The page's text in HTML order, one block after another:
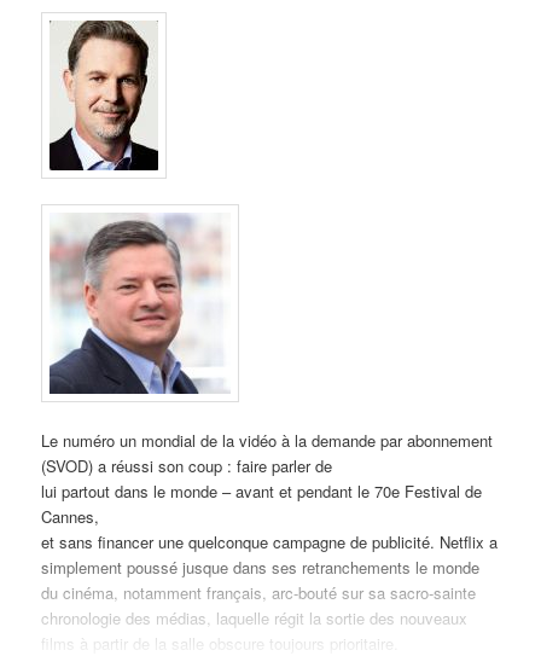
Le numéro un mondial de la vidéo à la demande par abonnement
(SVOD) a réussi son coup : faire parler de
lui partout dans le monde – avant et pendant le 70e Festival de
Cannes,
et sans financer une quelconque campagne de publicité. Netflix a
simplement poussé jusque dans ses retranchements le monde
du cinéma, notamment français, arc-bouté sur sa sacro-sainte
chronologie des médias, laquelle régit la sortie des nouveaux
films à partir de la salle obscure toujours prioritaire.